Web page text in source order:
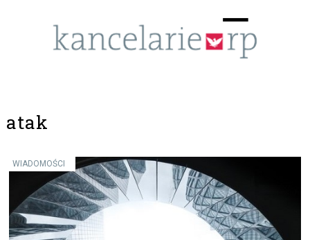
☰
atak
WIADOMOŚCI